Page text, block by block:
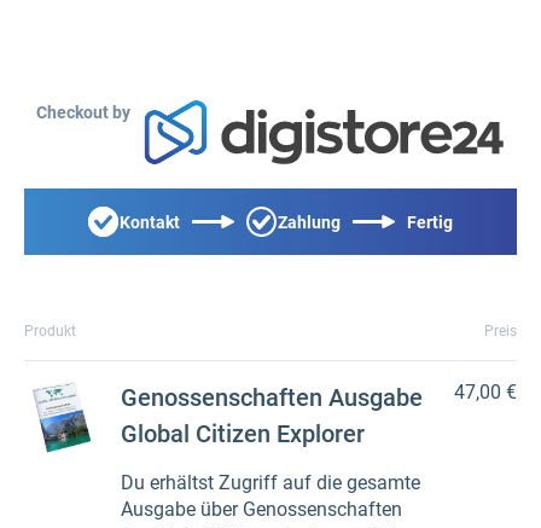
Checkout by
Kontakt Zahlung Fertig
Produkt Preis
Genossenschaften Ausgabe
Global Citizen Explorer
Du erhältst Zugriff auf die gesamte
Ausgabe über Genossenschaften
47,00 €